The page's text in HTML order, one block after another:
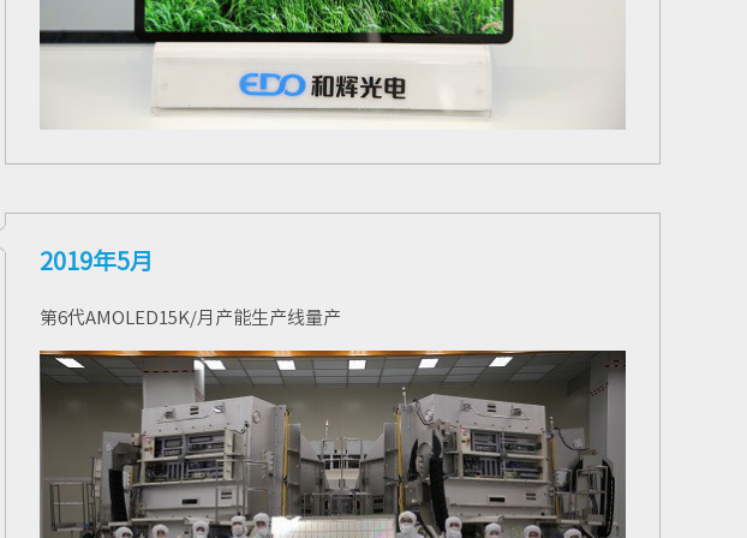
2019年5月
第6代AMOLED 15K/月产能生产线量产